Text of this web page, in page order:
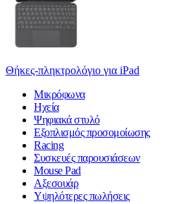
Θήκες-πληκτρολόγιο για iPad
Μικρόφωνα
Ηχεία
Ψηφιακά στυλό
Εξοπλισμός προσομοίωσης
Racing
Συσκευές παρουσιάσεων
Mouse Pad
Αξεσουάρ
Υψηλότερες πωλήσεις